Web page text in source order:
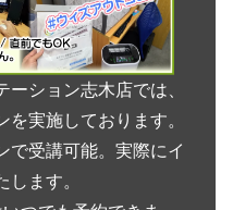
ション志木店では、
実施しております。
で受講可能。実際にイ
します。